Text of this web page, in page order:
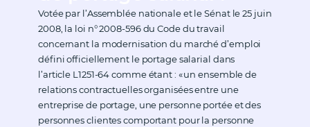
Votée par l’Assemblée nationale et le Sénat le 25 juin
2008, la loi n° 2008-596 du Code du travail
concernant la modernisation du marché d’emploi
défini officiellement le portage salarial dans
l’article L1251-64 comme étant : « un ensemble de
relations contractuelles organisées entre une
entreprise de portage, une personne portée et des
personnes clientes comportant pour la personne